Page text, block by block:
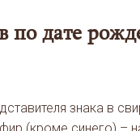
по дате
знака в